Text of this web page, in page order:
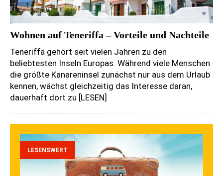
Wohnen auf Teneriffa – Vorteile und Nachteile
Teneriffa gehört seit vielen Jahren zu den
beliebtesten Inseln Europas. Während viele Menschen
die größte Kanareninsel zunächst nur aus dem Urlaub
kennen, wächst gleichzeitig das Interesse daran,
dauerhaft dort zu [LESEN]
LESENSWERT